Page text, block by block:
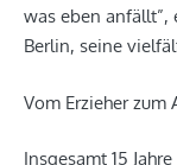
was eben anfällt”,
Berlin, seine
Vom Erzieher zum
Insgesamt 15